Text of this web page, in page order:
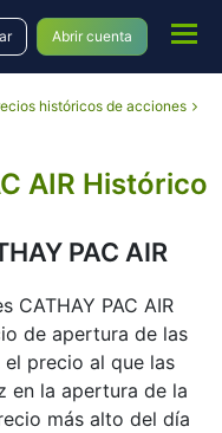
Abrir cuenta
históricos de acciones
AIR Histórico
PAC AIR
CATHAY PAC AIR
de apertura de las
precio al que las
en la apertura de la
más alto del día